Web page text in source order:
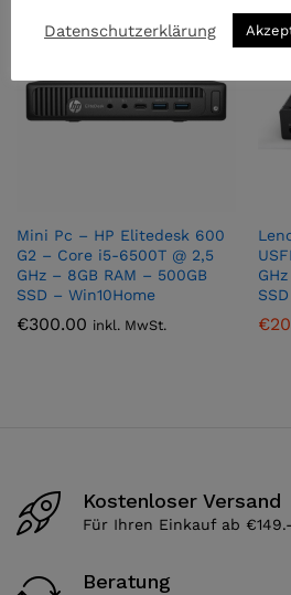
Mini Pc – HP Elitedesk 600
G2 – Core i5-6500T @ 2,5
GHz – 8GB RAM – 500GB
SSD – Win10Home
€300.00 inkl. MwSt. €
Kostenloser Versand
Für Ihren Einkauf ab €149.-
Beratung
Datenschutzerklärung